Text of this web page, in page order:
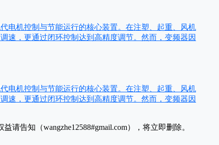
电机控制与节能运行的核心装置。在注塑、起重、风机
速，更通过闭环控制达到高精度调节。然而，变频器因
电机控制与节能运行的核心装置。在注塑、起重、风机
速，更通过闭环控制达到高精度调节。然而，变频器因
请告知（wangzhe12588#gmail.com），将立即删除。